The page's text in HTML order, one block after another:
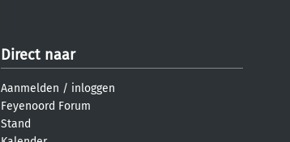
Direct naar
Aanmelden / inloggen
Feyenoord Forum
Stand